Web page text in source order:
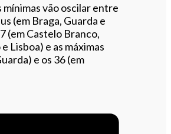
vão oscilar entre
(em Braga, Guarda e
(em Castelo Branco,
Lisboa) e as máximas
e os 36 (em